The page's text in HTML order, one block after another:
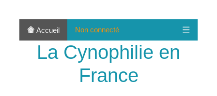
Accueil Non connecté
La Cynophilie en
France